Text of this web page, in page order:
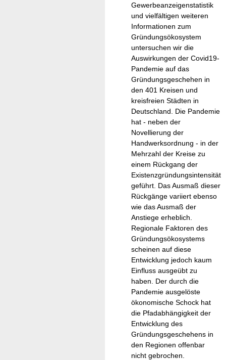
Gewerbeanzeigenstatistik
und vielfältigen weiteren
Informationen zum
Gründungsökosystem
untersuchen wir die
Auswirkungen der Covid19-
Pandemie auf das
Gründungsgeschehen in
den 401 Kreisen und
kreisfreien Städten in
Deutschland. Die Pandemie
hat - neben der
Novellierung der
Handwerksordnung - in der
Mehrzahl der Kreise zu
einem Rückgang der
Existenzgründungsintensität
geführt. Das Ausmaß dieser
Rückgänge variiert ebenso
wie das Ausmaß der
Anstiege erheblich.
Regionale Faktoren des
Gründungsökosystems
scheinen auf diese
Entwicklung jedoch kaum
Einfluss ausgeübt zu
haben. Der durch die
Pandemie ausgelöste
ökonomische Schock hat
die Pfadabhängigkeit der
Entwicklung des
Gründungsgeschehens in
den Regionen offenbar
nicht gebrochen.